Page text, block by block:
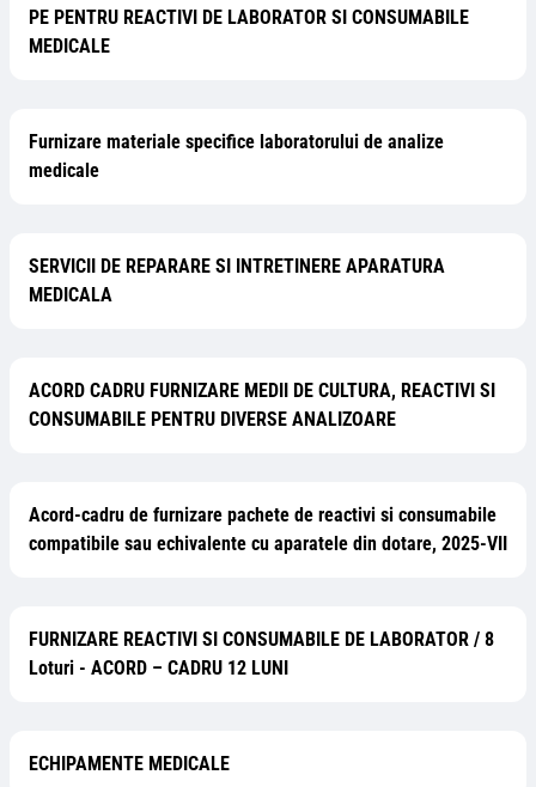
PE PENTRU REACTIVI DE LABORATOR SI CONSUMABILE
MEDICALE
Furnizare materiale specifice laboratorului de analize
medicale
SERVICII DE REPARARE SI INTRETINERE APARATURA
MEDICALA
ACORD CADRU FURNIZARE MEDII DE CULTURA, REACTIVI SI
CONSUMABILE PENTRU DIVERSE ANALIZOARE
Acord-cadru de furnizare pachete de reactivi si consumabile
compatibile sau echivalente cu aparatele din dotare, 2025-VII
FURNIZARE REACTIVI SI CONSUMABILE DE LABORATOR / 8
Loturi - ACORD – CADRU 12 LUNI
ECHIPAMENTE MEDICALE